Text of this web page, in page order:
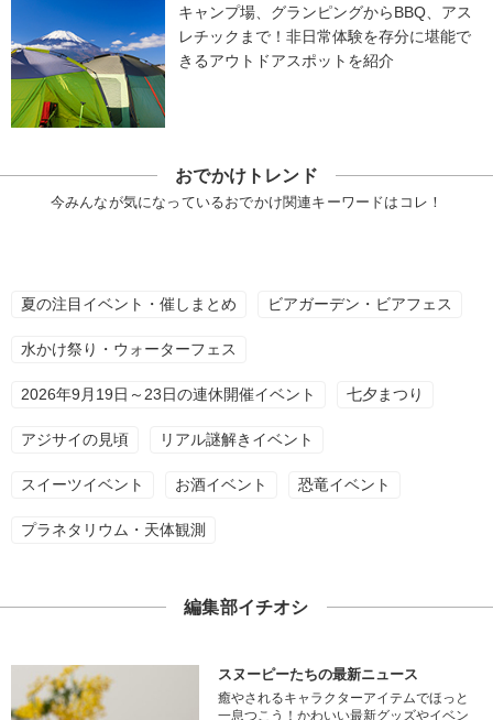
キャンプ場、グランピングからBBQ、アス
レチックまで！非日常体験を存分に堪能で
きるアウトドアスポットを紹介
おでかけトレンド
今みんなが気になっているおでかけ関連キーワードはコレ！
夏の注目イベント・催しまとめ ビアガーデン・ビアフェス
水かけ祭り・ウォーターフェス
2026年9月19日～23日の連休開催イベント 七夕まつり
アジサイの見頃 リアル謎解きイベント
スイーツイベント お酒イベント 恐竜イベント
プラネタリウム・天体観測
編集部イチオシ
スヌーピーたちの最新ニュース
癒やされるキャラクターアイテムでほっと
一息つこう！かわいい最新グッズやイベン